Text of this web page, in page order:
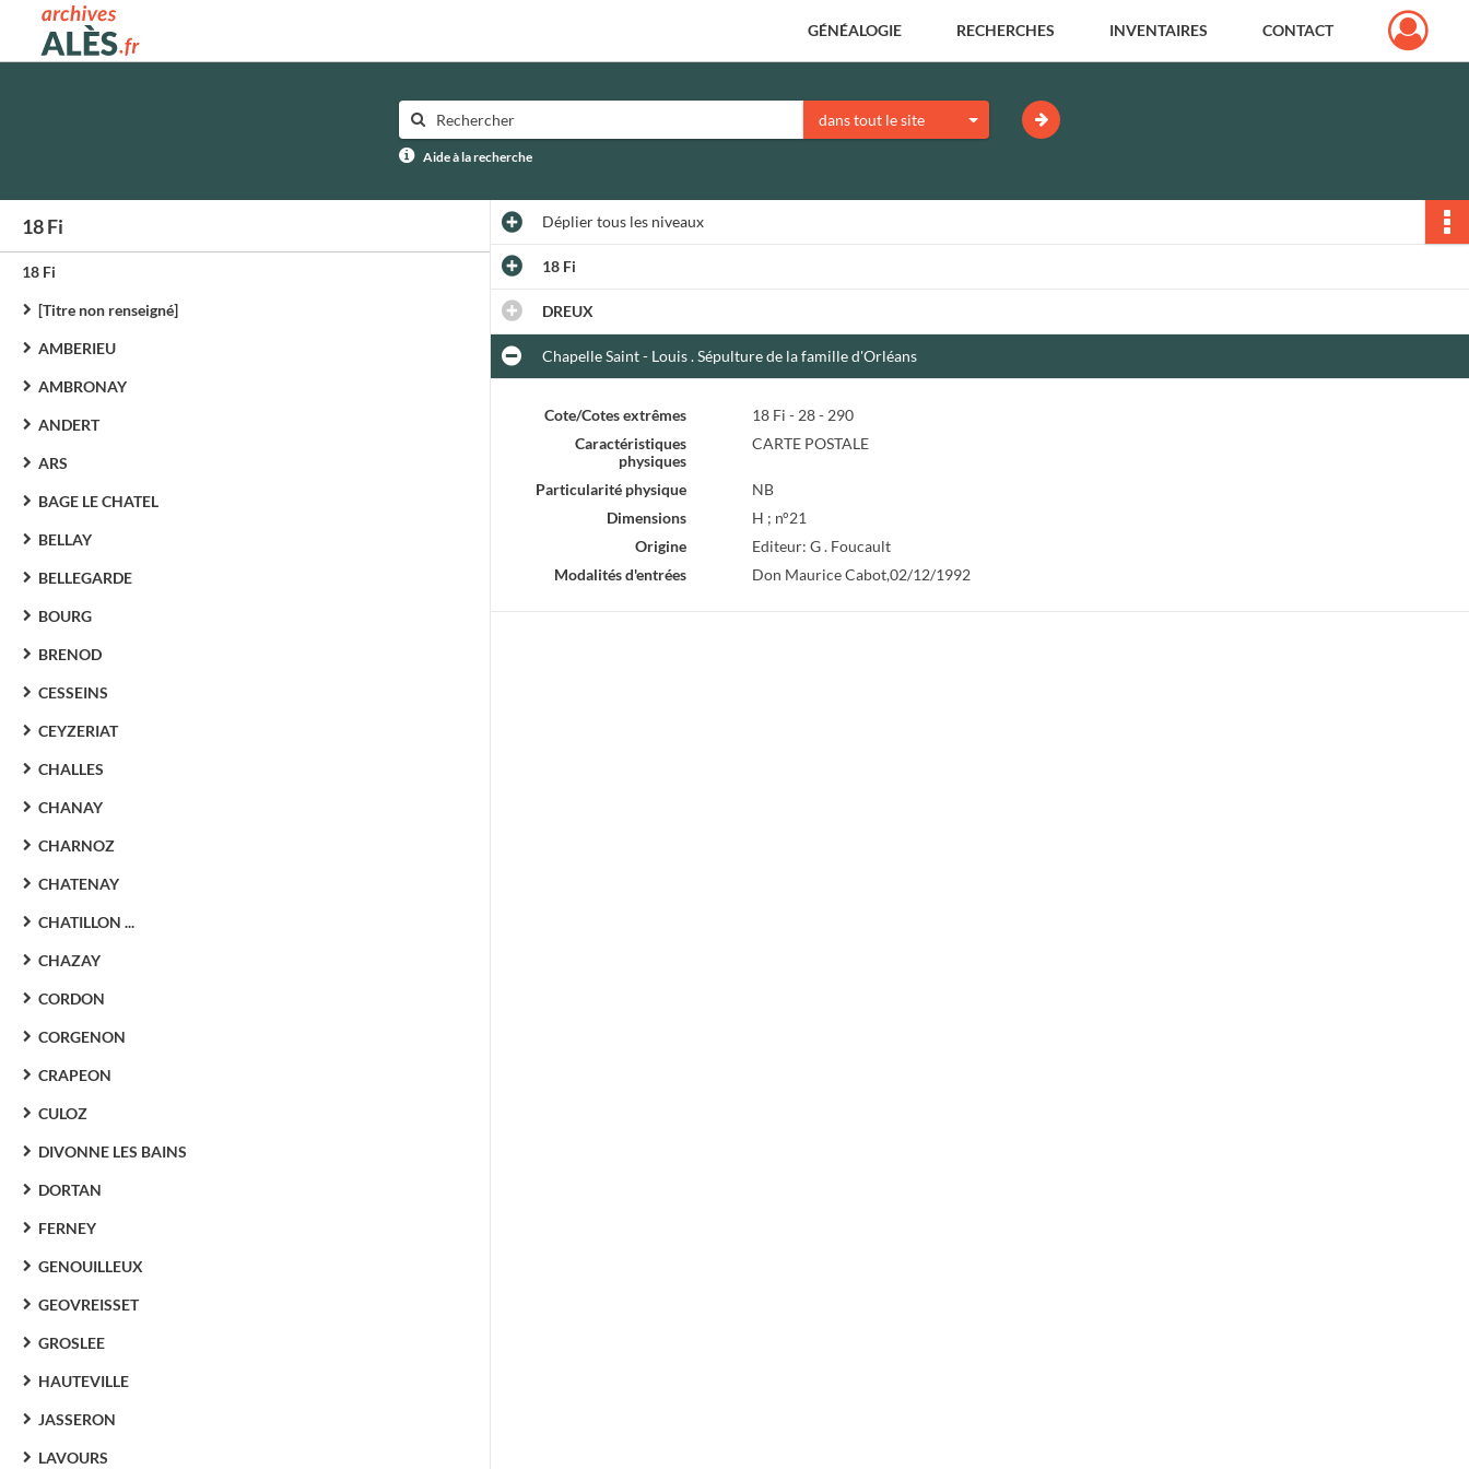
Archives municipales d'Alès GÉNÉALOGIE RECHERCHES INVENTAIRES CONTACT
dans tout le site
Aide à la recherche
18 Fi
18 Fi
[Titre non renseigné]
AMBERIEU
AMBRONAY
ANDERT
ARS
BAGE LE CHATEL
BELLAY
BELLEGARDE
BOURG
BRENOD
CESSEINS
CEYZERIAT
CHALLES
CHANAY
CHARNOZ
CHATENAY
CHATILLON ...
CHAZAY
CORDON
CORGENON
CRAPEON
CULOZ
DIVONNE LES BAINS
DORTAN
FERNEY
GENOUILLEUX
GEOVREISSET
GROSLEE
HAUTEVILLE
JASSERON
LAVOURS
Dépliertous les niveaux
18 Fi
DREUX
Chapelle Saint - Louis . Sépulture de la famille d'Orléans
Cote/Cotes extrêmes
18 Fi - 28 - 290
Caractéristiques
physiques
CARTE POSTALE
Particularité physique
NB
Dimensions
H ; n°21
Origine
Editeur: G . Foucault
Modalités d'entrées
Don Maurice Cabot,02/12/1992